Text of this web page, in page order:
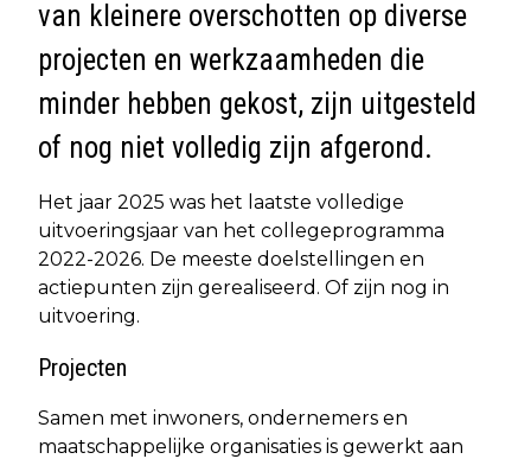
van kleinere overschotten op diverse
projecten en werkzaamheden die
minder hebben gekost, zijn uitgesteld
of nog niet volledig zijn afgerond.
Het jaar 2025 was het laatste volledige
uitvoeringsjaar van het collegeprogramma
2022-2026. De meeste doelstellingen en
actiepunten zijn gerealiseerd. Of zijn nog in
uitvoering.
Projecten
Samen met inwoners, ondernemers en
maatschappelijke organisaties is gewerkt aan